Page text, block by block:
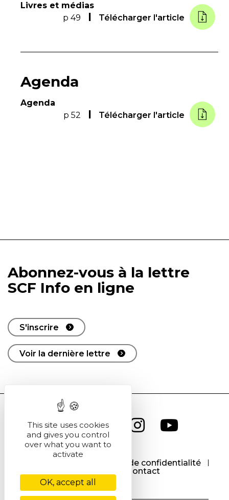
Livres et médias
p 49
Télécharger l'article
Agenda
Agenda
p 52
Télécharger l'article
Abonnez-vous à la lettre
SCF Info en ligne
S'inscrire
Voir la dernière lettre
Politique de confidentialité
Contact
This site uses cookies
and gives you control
over what you want to
activate
OK, accept all